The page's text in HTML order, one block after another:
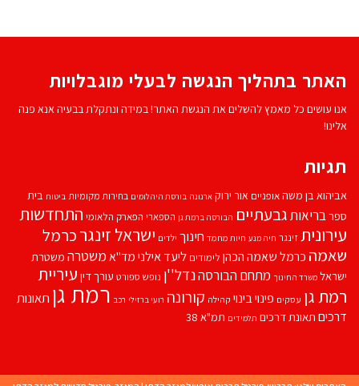
האתר בתהליך הנגשה לבעלי מוגבלויות
אנו עושים כל מאמץ להשלים את הנגשת האתר! במידה ונתקלת בבעיה אנא פנה
אלינו!
תגיות
אביהוא בן משהאופניים אור ירוק ארנונה בורסת היהלומים בחירות מקומיות ביטוח בית
ספרבריאותגבעתיים הבורסה ברמת גן הספארי הפארק הלאומי התחדשות
עירוניתזינגר חיה מנע חיות מחמד חינוך ילדים ישראל זינגרכרמל
שאמה כרמל שאמה הכהן לימודים ליעד אילנימד''אמשטרה משטרת
ישראל משרד החינוך מתחם הבורסהנדל''ן נופש ספורט עורך דין עיריית
רמת גן עסקים פינוי בינוי קהילה קורונה רועי ברזילי רכב רמת גן תאונות
דרכים תאונת דרכים תלמידים תמ"א 38